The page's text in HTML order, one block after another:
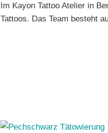
Im Kayon Tattoo Atelier in
Tattoos. Das Team besteht